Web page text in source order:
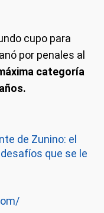
cupo para
por penales al
categoría
de Zunino: el
que se le